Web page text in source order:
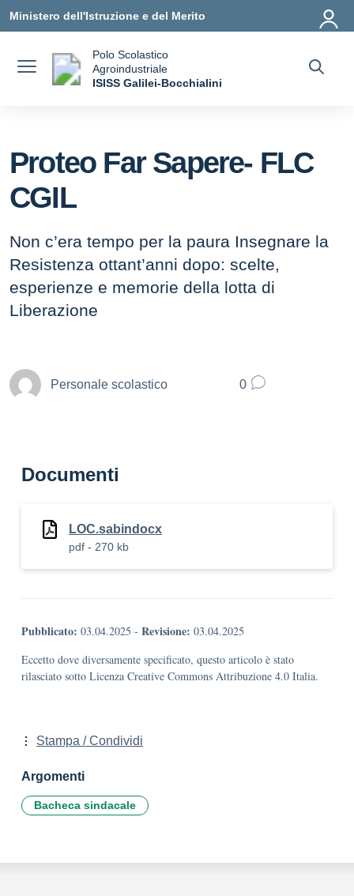
Ministero dell'Istruzione e del Merito
Polo Scolastico
Agroindustriale
ISISS Galilei-Bocchialini
Proteo Far Sapere- FLC
CGIL
Non c’era tempo per la paura Insegnare la
Resistenza ottant’anni dopo: scelte,
esperienze e memorie della lotta di
Liberazione
Personale scolastico 0
Documenti
LOC.sabindocx
pdf - 270 kb
Pubblicato: 03.04.2025 - Revisione: 03.04.2025
Eccetto dove diversamente specificato, questo articolo è stato
rilasciato sotto Licenza Creative Commons Attribuzione 4.0 Italia.
Stampa / Condividi
Argomenti
Bacheca sindacale